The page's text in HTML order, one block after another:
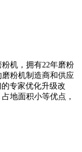
机，拥有22年磨粉
粉机制造商和供应
专家优化升级改
地面积小等优点，